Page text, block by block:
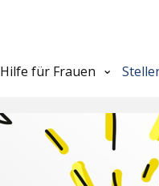
Hilfe für Frauen